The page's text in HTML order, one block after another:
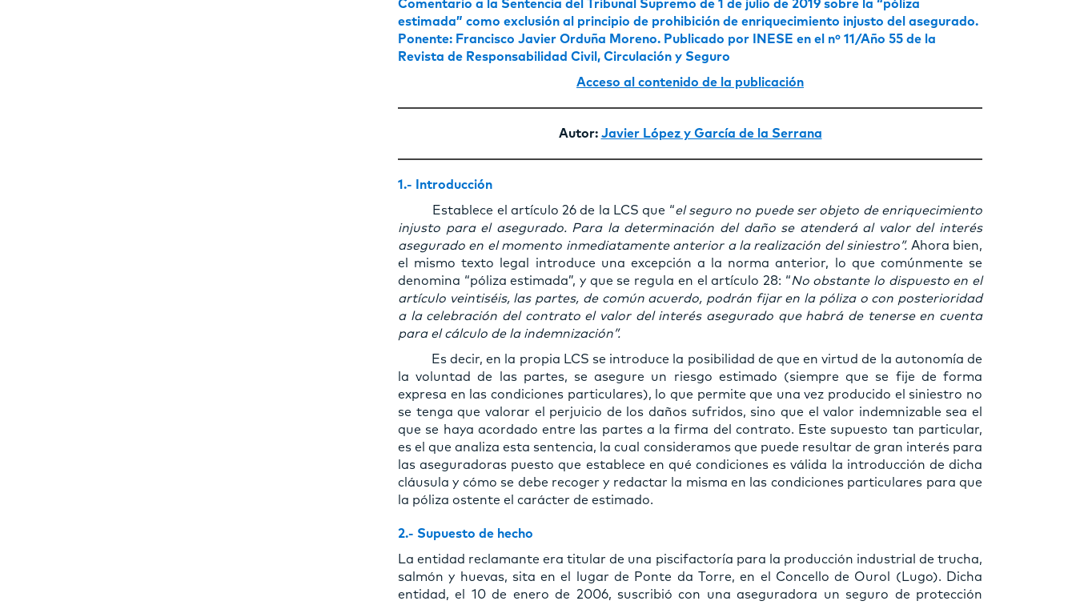
Comentario a la Sentencia del Tribunal Supremo de 1 de julio de 2019 sobre la “póliza
estimada” como exclusión al principio de prohibición de enriquecimiento injusto del asegurado.
Ponente: Francisco Javier Orduña Moreno. Publicado por INESE en el nº 11/Año 55 de la
Revista de Responsabilidad Civil, Circulación y Seguro
Acceso al contenido de la publicación
Autor: Javier López y García de la Serrana
1.- Introducción
Establece el artículo 26 de la LCS que “el seguro no puede ser objeto de enriquecimiento
injusto para el asegurado. Para la determinación del daño se atenderá al valor del interés
asegurado en el momento inmediatamente anterior a la realización del siniestro”. Ahora bien,
el mismo texto legal introduce una excepción a la norma anterior, lo que comúnmente se
denomina “póliza estimada”, y que se regula en el artículo 28: “No obstante lo dispuesto en el
artículo veintiséis, las partes, de común acuerdo, podrán fijar en la póliza o con posterioridad
a la celebración del contrato el valor del interés asegurado que habrá de tenerse en cuenta
para el cálculo de la indemnización”.
Es decir, en la propia LCS se introduce la posibilidad de que en virtud de la autonomía de
la voluntad de las partes, se asegure un riesgo estimado (siempre que se fije de forma
expresa en las condiciones particulares), lo que permite que una vez producido el siniestro no
se tenga que valorar el perjuicio de los daños sufridos, sino que el valor indemnizable sea el
que se haya acordado entre las partes a la firma del contrato. Este supuesto tan particular,
es el que analiza esta sentencia, la cual consideramos que puede resultar de gran interés para
las aseguradoras puesto que establece en qué condiciones es válida la introducción de dicha
cláusula y cómo se debe recoger y redactar la misma en las condiciones particulares para que
la póliza ostente el carácter de estimado.
2.- Supuesto de hecho
La entidad reclamante era titular de una piscifactoría para la producción industrial de trucha,
salmón y huevas, sita en el lugar de Ponte da Torre, en el Concello de Ourol (Lugo). Dicha
entidad, el 10 de enero de 2006, suscribió con una aseguradora un seguro de protección